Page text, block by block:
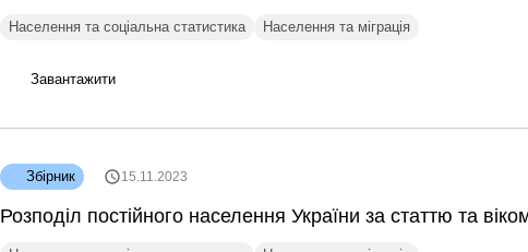
Населення та соціальна статистика Населення та міграція
Завантажити
Збірник 15.11.2023
Розподіл постійного населення України за статтю та